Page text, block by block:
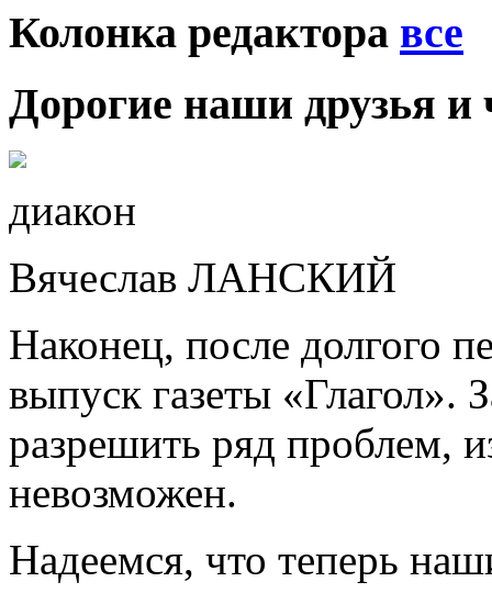
Колонка редактора все
Дорогие наши друзья и
диакон
Вячеслав ЛАНСКИЙ
Наконец, после долгого
выпуск газеты «Глагол».
разрешить ряд проблем,
невозможен.
Надеемся, что теперь